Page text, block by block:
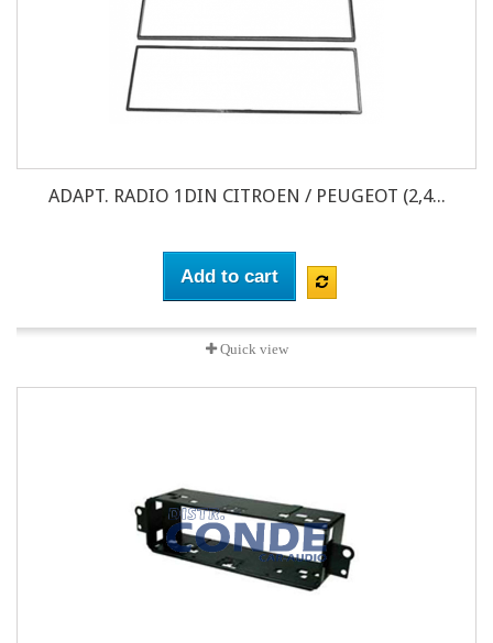
ADAPT. RADIO 1DIN CITROEN / PEUGEOT (2,4...
Add to cart
Quick view